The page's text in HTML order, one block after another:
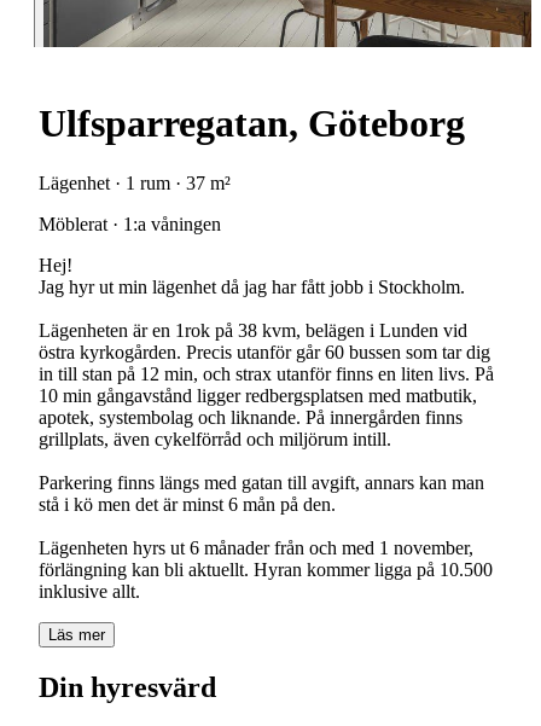
Ulfsparregatan, Göteborg
Lägenhet · 1 rum · 37 m²
Möblerat · 1:a våningen
Hej!
Jag hyr ut min lägenhet då jag har fått jobb i Stockholm.
Lägenheten är en 1rok på 38 kvm, belägen i Lunden vid
östra kyrkogården. Precis utanför går 60 bussen som tar dig
in till stan på 12 min, och strax utanför finns en liten livs. På
10 min gångavstånd ligger redbergsplatsen med matbutik,
apotek, systembolag och liknande. På innergården finns
grillplats, även cykelförråd och miljörum intill.
Parkering finns längs med gatan till avgift, annars kan man
stå i kö men det är minst 6 mån på den.
Lägenheten hyrs ut 6 månader från och med 1 november,
förlängning kan bli aktuellt. Hyran kommer ligga på 10.500
inklusive allt.
Läs mer
Din hyresvärd